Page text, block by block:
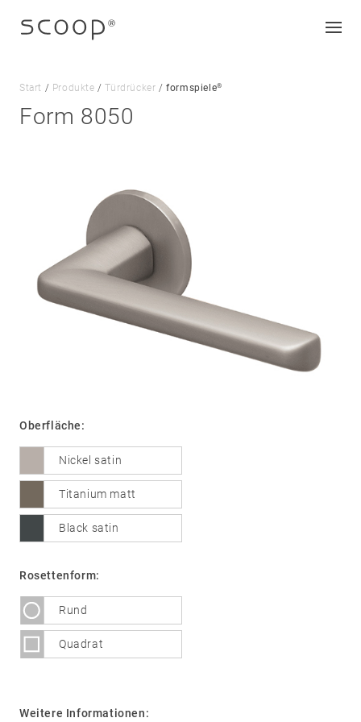
Kontakt
Downloads
Impressum
Datenschutz
01Türdrücker
Edelstahl
formspiele®
Technik
02Glastürbeschläge
Edelstahl
03Fenstergriffe
Edelstahl
formspiele®
04Weitere
Flache Rosetten
Start / Produkte /Türdrücker /formspiele®
Form 8050
Oberfläche:
Nickel satin
Titanium matt
Black satin
Rosettenform:
Rund
Quadrat
Weitere Informationen: